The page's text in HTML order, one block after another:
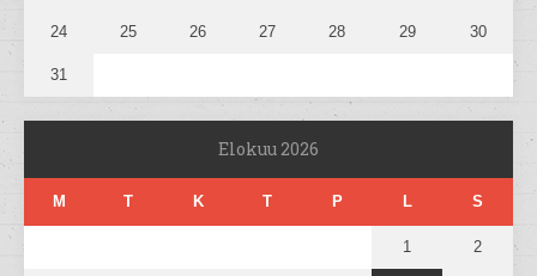
24 25 26 27 28 29 30
31
Elokuu 2026
M T K T P L S
1 2